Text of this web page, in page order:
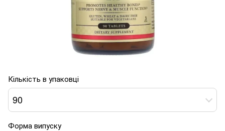
Кількість в упаковці
90
Форма випуску